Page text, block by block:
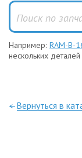
Например: RAM-B-
нескольких
—Вернуться в